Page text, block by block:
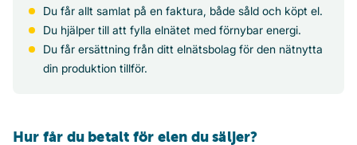
Du får allt samlat på en faktura, både såld och köpt el.
Du hjälper till att fylla elnätet med förnybar energi.
Du får ersättning från ditt elnätsbolag för den nätnytta
din produktion tillför.
Hur får du betalt för elen du säljer?